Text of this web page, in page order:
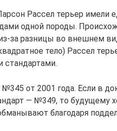
Рассел терьер имели
одной породы.
за разницы во внешнем
тело) Рассел
стандартами.
от 2001 года. Если в
— №349, то будущему
благодаря